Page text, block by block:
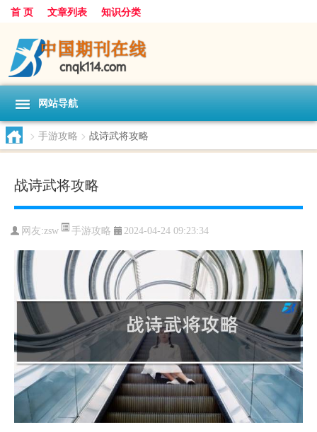
首 页 文章列表 知识分类
网站导航
> 手游攻略 > 战诗武将攻略
战诗武将攻略
网友:zsw 手游攻略 2024-04-24 09:23:34